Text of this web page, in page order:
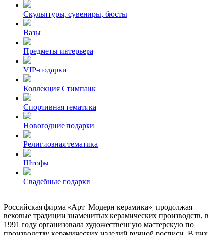
Скульптуры, сувениры, бюсты
Вазы
Предметы интерьера
VIP-подарки
Коллекция Стимпанк
Спортивная тематика
Новогодние подарки
Религиозная тематика
Штофы
Свадебные подарки
Российская фирма «Арт–Модерн керамика», продолжая
вековые традиции знаменитых керамических производств, в
1991 году организовала художественную мастерскую по
производству керамических изделий ручной росписи. В них